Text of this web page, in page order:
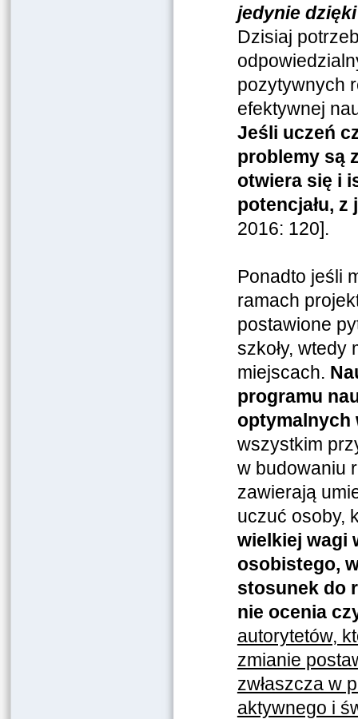
jedynie
Dzisiaj
pozytywnych
efektywnej
Jeśli uczeń
problemy są
otwiera się i
potencjału, z
2016: 120].
Ponadto jeśli
ramach
postawione
szkoły, wtedy
miejscach.
programu
optymalnych
wszystkim
w budowaniu
zawierają
uczuć osoby,
wielkiej wagi
osobistego,
stosunek do
nie ocenia
autorytetów,
zmianie
zwłaszcza w
aktywnego i